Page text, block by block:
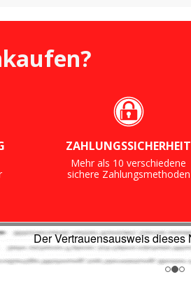
ZAHLUNGSSICHERHEIT
Mehr als 10 verschiedene
sichere Zahlungsmethoden